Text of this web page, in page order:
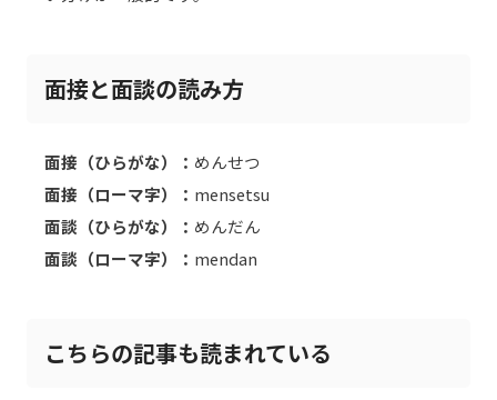
面接と面談の読み方
面接（ひらがな）： めんせつ
面接（ローマ字）： mensetsu
面談（ひらがな）： めんだん
面談（ローマ字）： mendan
こちらの記事も読まれている